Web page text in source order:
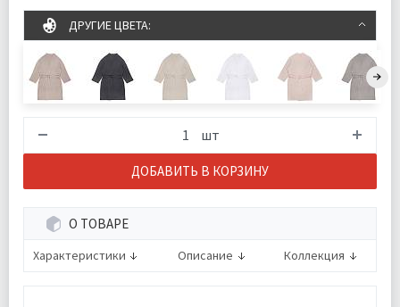
ДРУГИЕ ЦВЕТА:
шт
ДОБАВИТЬ В КОРЗИНУ
О ТОВАРЕ
Характеристики Описание Коллекция